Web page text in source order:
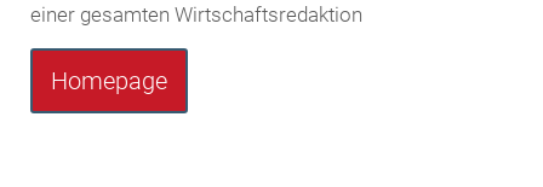
einer gesamten Wirtschaftsredaktion
Homepage